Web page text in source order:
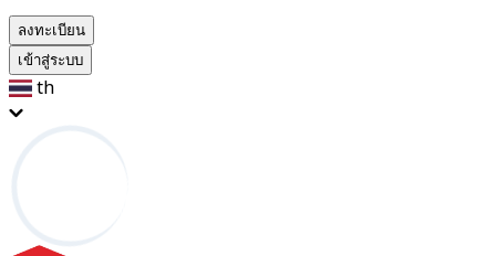
ลงทะเบียน
เข้าสู่ระบบ
th